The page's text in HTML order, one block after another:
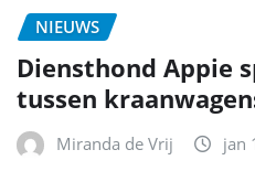
NIEUWS
Diensthond Appie
tussen
Miranda de Vrij jan